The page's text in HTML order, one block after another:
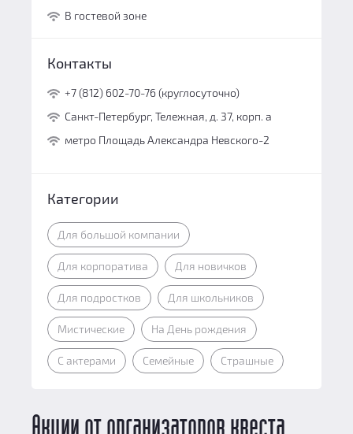
В гостевой зоне
Контакты
+7 (812) 602-70-76 (круглосуточно)
Санкт-Петербург, Тележная, д. 37, корп. а
метро Площадь Александра Невского-2
Категории
Для большой компании
Для корпоратива Для новичков
Для подростков Для школьников
Мистические На День рождения
С актерами Семейные Страшные